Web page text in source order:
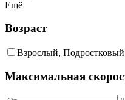
Ещё
Возраст
Взрослый, Подростковый
Максимальная